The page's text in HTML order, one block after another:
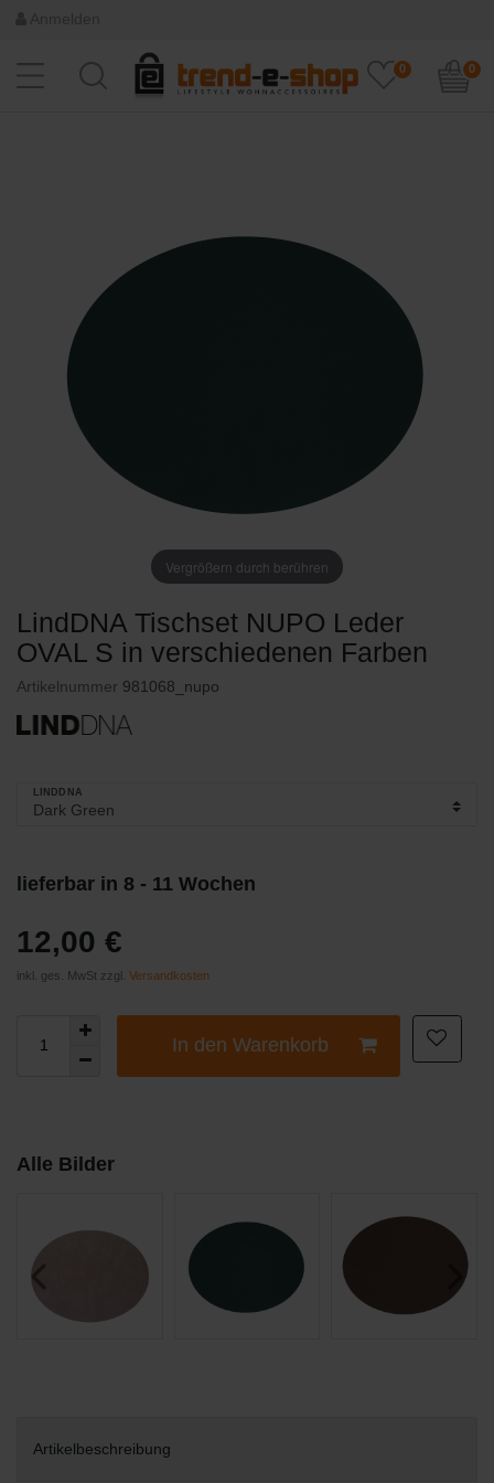
0 0
Vergrößern durch berühren
LindDNA Tischset NUPO Leder
OVAL S in verschiedenen Farben
Artikelnummer 981068_nupo
LINDDNA
lieferbar in 8 - 11 Wochen
12,00 €
inkl. ges. MwSt zzgl. Versandkosten
In den Warenkorb
Alle Bilder
Artikelbeschreibung